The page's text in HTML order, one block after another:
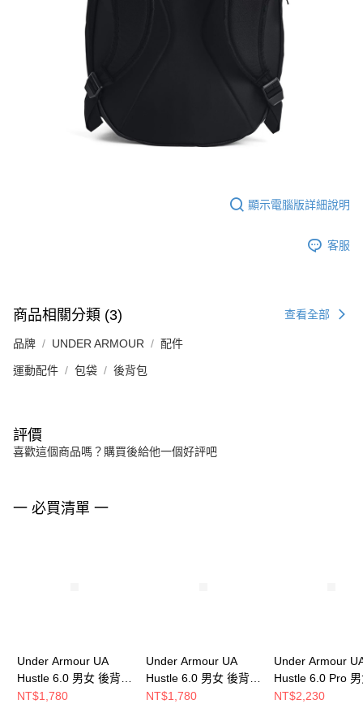
顯示電腦版詳細說明
客服
商品相關分類 (3) 查看全部
品牌 UNDER ARMOUR 配件
運動配件 包袋 後背包
評價
喜歡這個商品嗎？購買後給他一個好評吧
一 必買清單 一
Under Armour UA
Hustle 6.0 男女 後背包
1384672-026
NT$1,780
Under Armour UA
Hustle 6.0 男女 後背包
1384672-007
NT$1,780
Under Armour
Hustle 6.0 Pro
背包 1384671-
NT$2,230